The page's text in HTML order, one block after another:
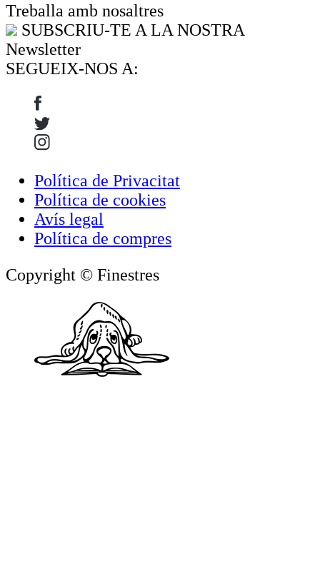
Treballa amb nosaltres
SUBSCRIU-TE A LA NOSTRA
Newsletter
SEGUEIX-NOS A:
Política de Privacitat
Política de cookies
Avís legal
Política de compres
Copyright © Finestres